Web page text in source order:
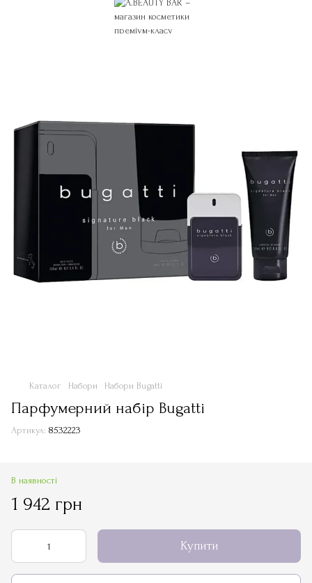
Каталог Набори Набори Bugatti
Парфумерний набір Bugatti
Артикул: 8532223
В наявності
1 942 грн
Купити